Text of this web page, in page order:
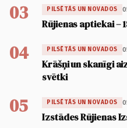
03 PILSĒTĀS UN NOVADOS
Rūjienas aptiekai –
04 PILSĒTĀS UN NOVADOS
Krāšņi un skanīgi
svētki
05 PILSĒTĀS UN NOVADOS
Izstādes Rūjienas